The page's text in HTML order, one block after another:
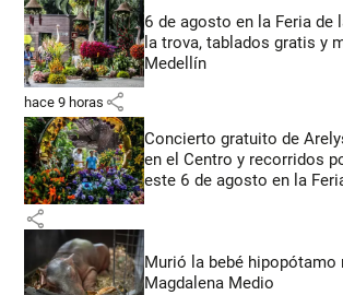
6 de agosto en la Feria de
la trova, tablados gratis y
Medellín
hace 9 horas share
Concierto gratuito de
en el Centro y recorridos
este 6 de agosto en la
share
Murió la bebé hipopótamo
Magdalena Medio